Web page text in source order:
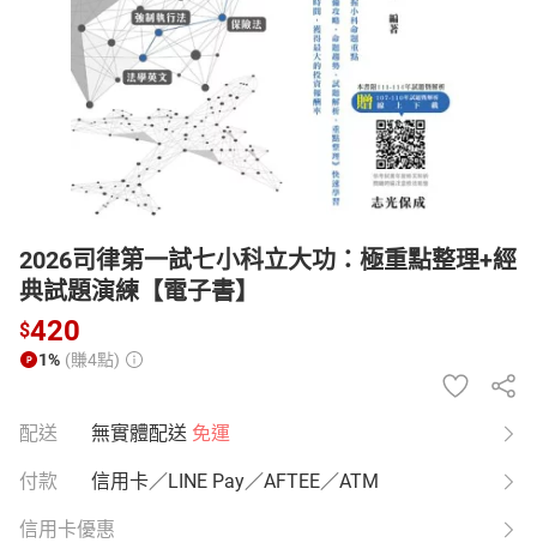
日本購物 電子/紙本書
HOT
2026司律第一試七小科立大功：極重點整理+經
典試題演練【電子書】
$420
1% (賺4點)
配送 無實體配送 免運
付款 信用卡／LINE Pay／AFTEE／ATM
信用卡優惠